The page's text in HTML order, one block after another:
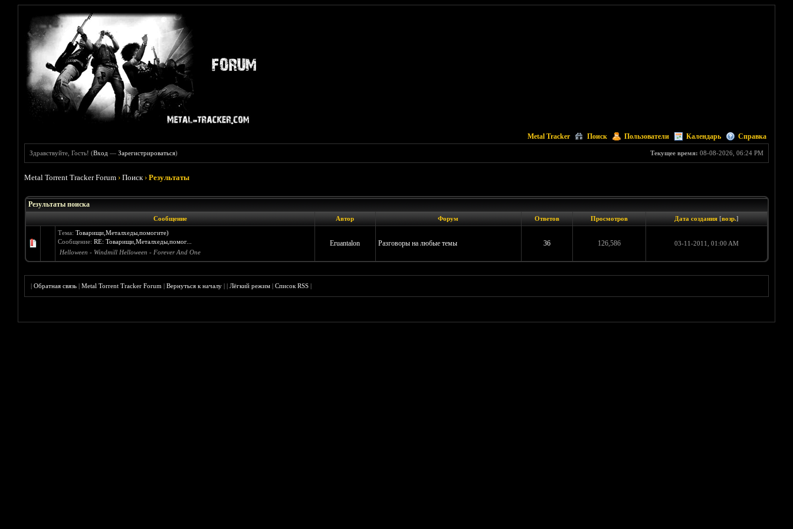
Metal Tracker Поиск Пользователи Календарь Справка
Текущее время: 08-08-2026, 06:24 PM
Здравствуйте, Гость! (Вход —Зарегистрироваться)
Metal Torrent Tracker Forum ›Поиск ›Результаты
Результаты поиска
Сообщение Автор Форум Ответов Просмотров Дата создания [возр.]
Тема: Товарищи,Металхеды,помогите)
Сообщение: RE: Товарищи,Металхеды,помог...
Helloween - Windmill Helloween - Forever And One
Eruantalon Разговоры на любые темы 36 126,586 03-11-2011, 01:00 AM
|Обратная связь |Metal Torrent Tracker Forum |Вернуться к началу ||Лёгкий режим |Список RSS |